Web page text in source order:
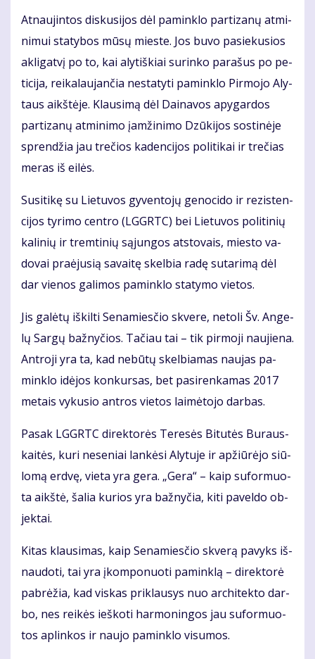
At­nau­jin­tos dis­ku­si­jos dėl pa­min­klo par­ti­za­nų at­mi­
ni­mui sta­ty­bos mū­sų mies­te. Jos bu­vo pa­sie­ku­sios
ak­li­gat­vį po to, kai aly­tiš­kiai su­rin­ko pa­ra­šus po pe­
ti­ci­ja, rei­ka­lau­jan­čia ne­sta­ty­ti pa­min­klo Pir­mo­jo Aly­
taus aikš­tė­je. Klau­si­mą dėl Dai­na­vos apy­gar­dos
par­ti­za­nų at­mi­ni­mo įam­ži­ni­mo Dzū­ki­jos sos­ti­nė­je
spren­džia jau tre­čios ka­den­ci­jos po­li­ti­kai ir tre­čias
me­ras iš ei­lės.
Su­si­ti­kę su Lie­tu­vos gy­ven­to­jų ge­no­ci­do ir re­zis­ten­
ci­jos ty­ri­mo cen­tro (LGGRTC) bei Lie­tu­vos po­li­ti­nių
ka­li­nių ir trem­ti­nių są­jun­gos at­sto­vais, mies­to va­
do­vai pra­ėju­sią sa­vai­tę skel­bia ra­dę su­ta­ri­mą dėl
dar vie­nos ga­li­mos pa­min­klo sta­ty­mo vie­tos.
Jis ga­lė­tų iš­kil­ti Se­na­mies­čio skve­re, ne­to­li Šv. An­ge­
lų Sar­gų baž­ny­čios. Ta­čiau tai – tik pir­mo­ji nau­jie­na.
Ant­ro­ji yra ta, kad ne­bū­tų skel­bia­mas nau­jas pa­
min­klo idė­jos kon­kur­sas, bet pa­si­ren­ka­mas 2017
me­tais vy­ku­sio ant­ros vie­tos lai­mė­to­jo dar­bas.
Pa­sak LGGRTC di­rek­to­rės Te­re­sės Bi­tu­tės Bu­raus­
kai­tės, ku­ri ne­se­niai lan­kė­si Aly­tu­je ir ap­žiū­rė­jo siū­
lo­mą erd­vę, vie­ta yra ge­ra. „Ge­ra“ – kaip su­for­muo­
ta aikš­tė, ša­lia ku­rios yra baž­ny­čia, ki­ti pa­vel­do ob­
jek­tai.
Ki­tas klau­si­mas, kaip Se­na­mies­čio skve­rą pa­vyks iš­
nau­do­ti, tai yra įkom­po­nuo­ti pa­min­klą – di­rek­to­rė
pa­brė­žia, kad vis­kas pri­klau­sys nuo ar­chi­tek­to dar­
bo, nes rei­kės ieš­ko­ti har­mo­nin­gos jau su­for­muo­
tos ap­lin­kos ir nau­jo pa­min­klo vi­su­mos.